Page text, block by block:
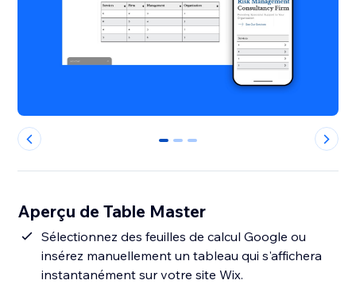
0 1 2
Aperçu de Table Master
Sélectionnez des feuilles de calcul Google ou
insérez manuellement un tableau qui s'affichera
instantanément sur votre site Wix.